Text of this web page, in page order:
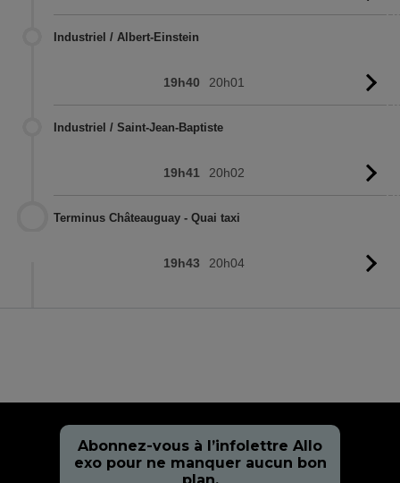
Industriel / Albert-Einstein
19h40 20h01
Industriel / Saint-Jean-Baptiste
19h41 20h02
Terminus Châteauguay - Quai taxi
19h43 20h04
Abonnez-vous à l’infolettre Allo
exo pour ne manquer aucun bon